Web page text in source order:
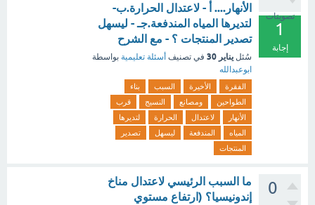
تصويتات
1
إجابة
الأنهار.... أ - لاعتدال الحرارة.ب-
لتديرها المياه المندفعة.جـ - ليسهل
تصدير المنتجات ؟ - مع الشرح
سُئل يناير 30 في تصنيف أسئلة تعليمية بواسطة
ابوعبدالله
الفقرة الأخيرة السبب
بناء
الطواحين
ومصانع النسيج
قرب
الأنهار
لاعتدال الحرارة
لتديرها
المياه
المندفعة ليسهل
تصدير
المنتجات
0
ما السبب الرئيسي لاعتدال مناخ
إندونيسيا؟ (ارتفاع مستوي